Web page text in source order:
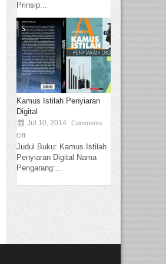
Prinsip...
Kamus Istilah Penyiaran
Digital
Jul 10, 2014
Comments
Off
Judul Buku: Kamus Istilah
Penyiaran Digital Nama
Pengarang:...